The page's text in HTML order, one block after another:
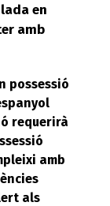
en
amb
possessió
requerirà
amb
als